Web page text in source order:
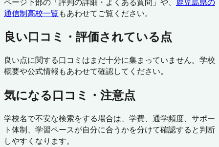
通信制高校一覧もあわせてご覧ください。
良い口コミ・評価されている点
良い点に関する口コミはまだ十分に集まっていません。学校
概要や公式情報もあわせて確認してください。
気になる口コミ・注意点
学校名で不安な検索をする場合は、学費、通学頻度、サポー
ト体制、学習ペースが自分に合うかを分けて確認すると判断
しやすくなります。